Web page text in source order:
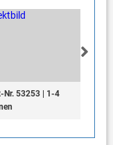
Nr. 53253 | 1-4